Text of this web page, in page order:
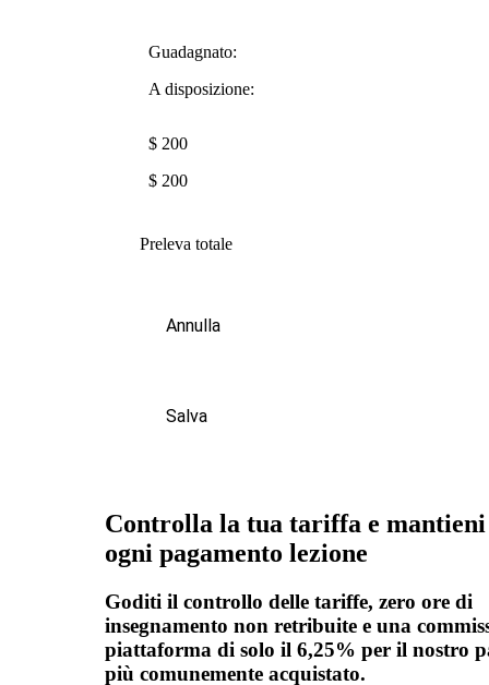
Guadagnato:
A disposizione:
$ 200
$ 200
Preleva totale
Annulla
Salva
Controlla la tua tariffa e
ogni pagamento lezione
Goditi il controllo delle tariffe, zero ore di
insegnamento non retribuite e una
piattaforma di solo il 6,25% per il nostro
più comunemente acquistato.